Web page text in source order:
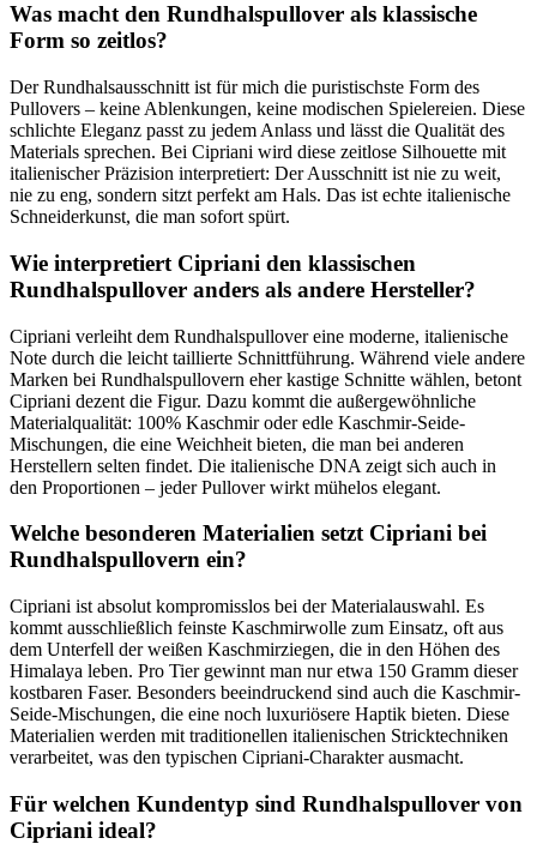
Was macht den Rundhalspullover als klassische
Form so zeitlos?
Der Rundhalsausschnitt ist für mich die puristischste Form des
Pullovers – keine Ablenkungen, keine modischen Spielereien. Diese
schlichte Eleganz passt zu jedem Anlass und lässt die Qualität des
Materials sprechen. Bei Cipriani wird diese zeitlose Silhouette mit
italienischer Präzision interpretiert: Der Ausschnitt ist nie zu weit,
nie zu eng, sondern sitzt perfekt am Hals. Das ist echte italienische
Schneiderkunst, die man sofort spürt.
Wie interpretiert Cipriani den klassischen
Rundhalspullover anders als andere Hersteller?
Cipriani verleiht dem Rundhalspullover eine moderne, italienische
Note durch die leicht taillierte Schnittführung. Während viele andere
Marken bei Rundhalspullovern eher kastige Schnitte wählen, betont
Cipriani dezent die Figur. Dazu kommt die außergewöhnliche
Materialqualität: 100% Kaschmir oder edle Kaschmir-Seide-
Mischungen, die eine Weichheit bieten, die man bei anderen
Herstellern selten findet. Die italienische DNA zeigt sich auch in
den Proportionen – jeder Pullover wirkt mühelos elegant.
Welche besonderen Materialien setzt Cipriani bei
Rundhalspullovern ein?
Cipriani ist absolut kompromisslos bei der Materialauswahl. Es
kommt ausschließlich feinste Kaschmirwolle zum Einsatz, oft aus
dem Unterfell der weißen Kaschmirziegen, die in den Höhen des
Himalaya leben. Pro Tier gewinnt man nur etwa 150 Gramm dieser
kostbaren Faser. Besonders beeindruckend sind auch die Kaschmir-
Seide-Mischungen, die eine noch luxuriösere Haptik bieten. Diese
Materialien werden mit traditionellen italienischen Stricktechniken
verarbeitet, was den typischen Cipriani-Charakter ausmacht.
Für welchen Kundentyp sind Rundhalspullover von
Cipriani ideal?